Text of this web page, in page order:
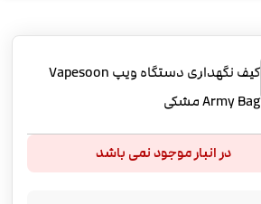
کیف نگهداری دستگاه ویپ Vapesoon
Army Bag مشکی
در انبار موجود نمی باشد